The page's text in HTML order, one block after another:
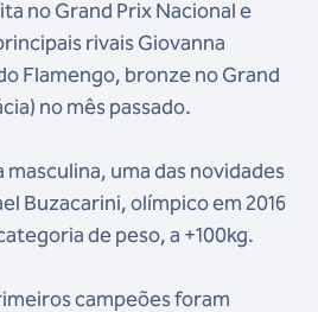
no Grand Prix Nacional e
rivais Giovanna
Flamengo, bronze no Grand
no mês passado.
uma das novidades
Buzacarini, olímpico em 2016
de peso, a +100kg.
campeões foram